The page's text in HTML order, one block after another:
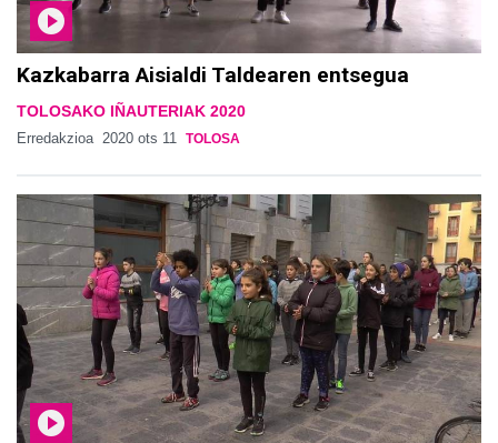
Kazkabarra Aisialdi Taldearen entsegua
TOLOSAKO IÑAUTERIAK 2020
Erredakzioa 2020 ots 11 TOLOSA